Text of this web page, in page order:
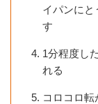
イパンにと
す
1分程度し
れる
コロコロ